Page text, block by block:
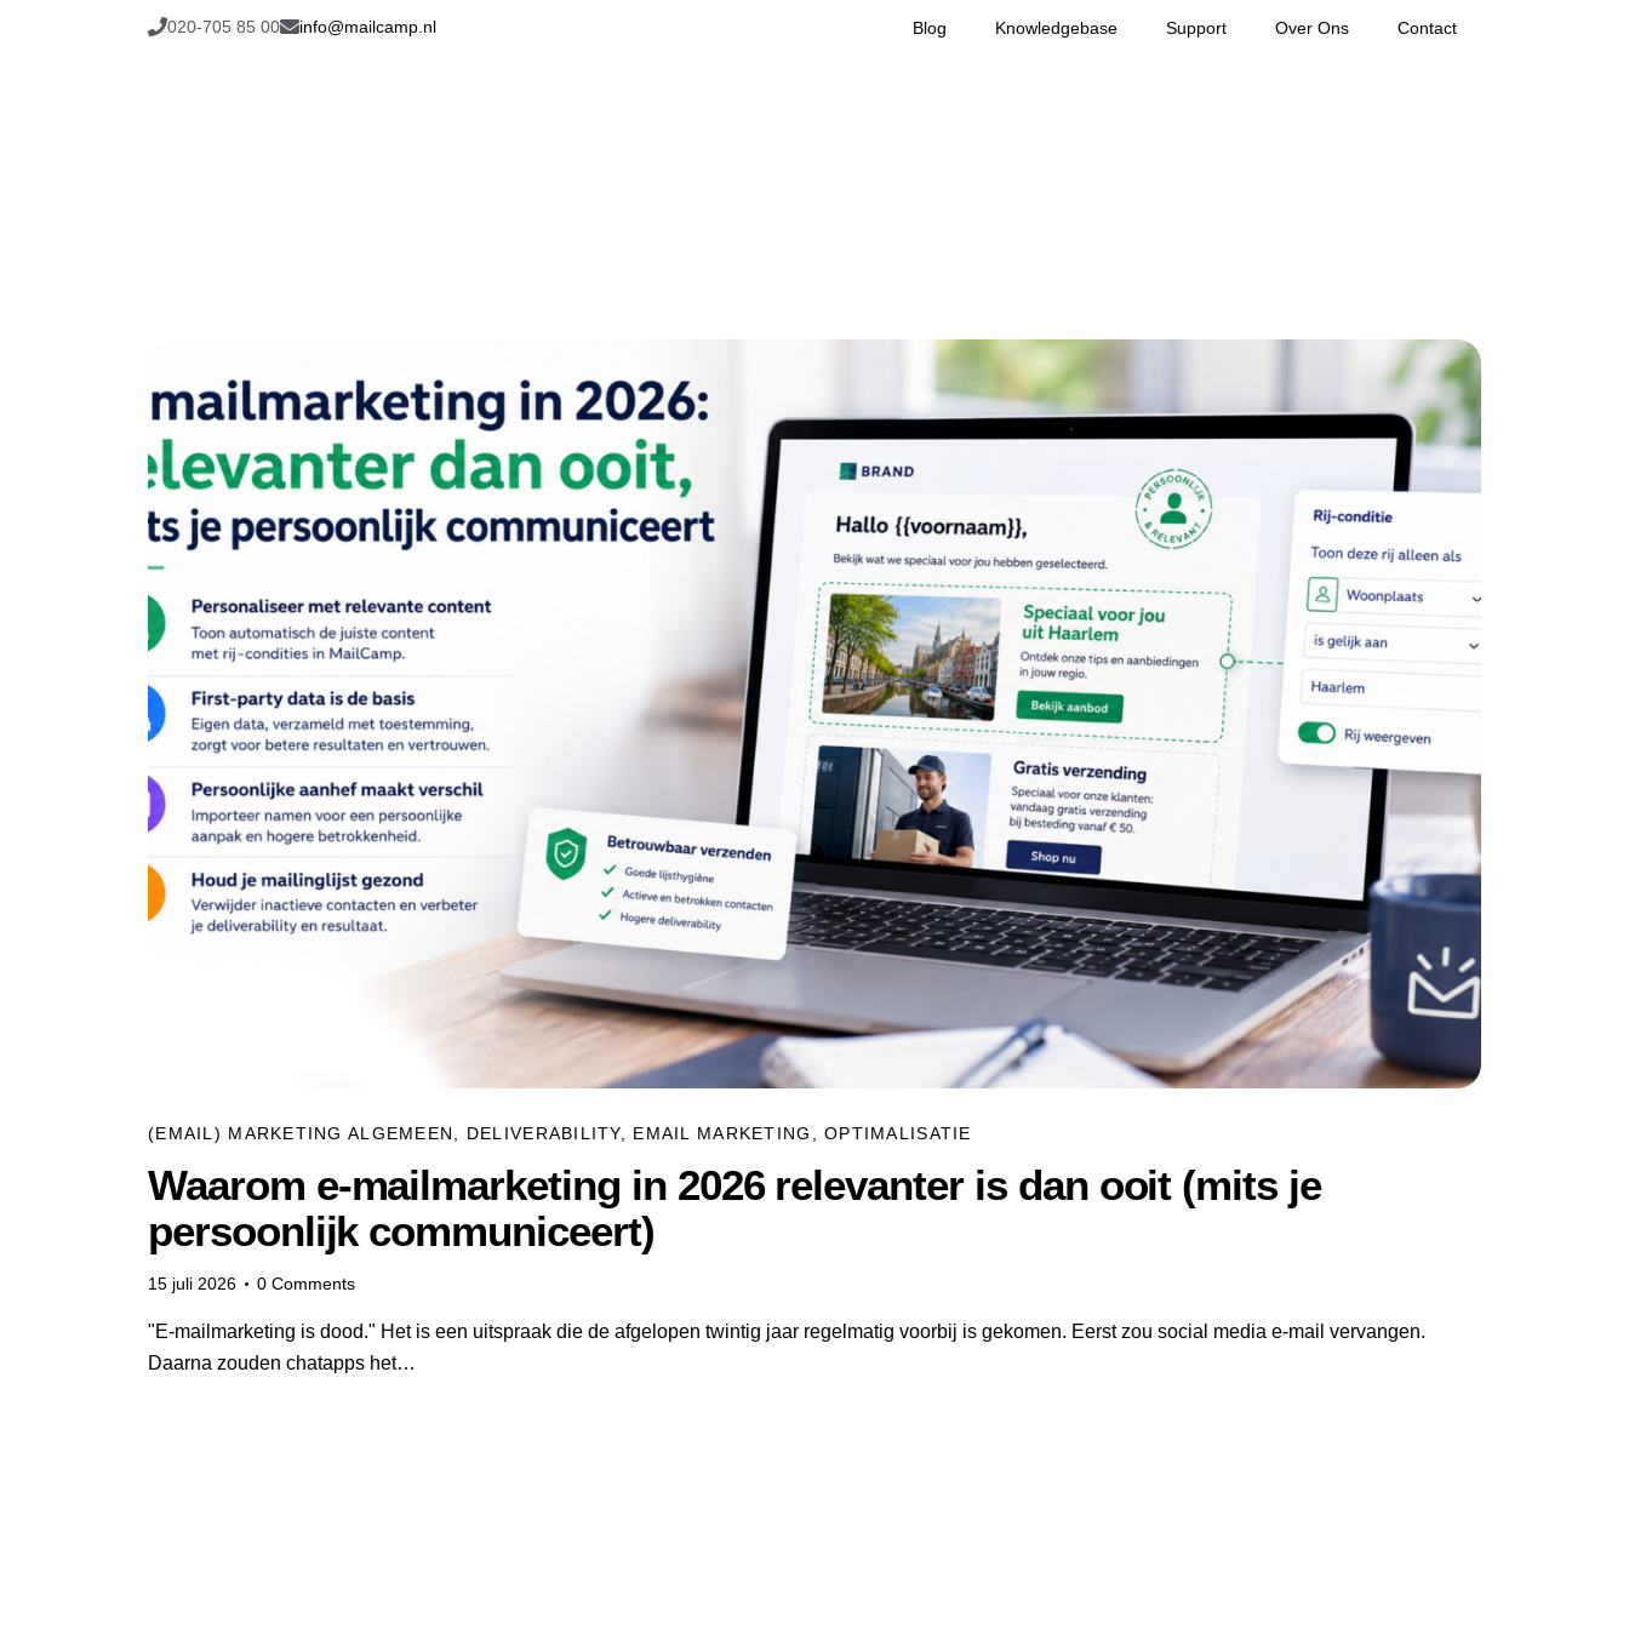
020-705 85 00 info@mailcamp.nl Blog Knowledgebase Support Over Ons Contact
(EMAIL) MARKETING ALGEMEEN DELIVERABILITY, EMAIL MARKETING ,OPTIMALISATIE
Waarom e-mailmarketing in 2026 relevanter is dan ooit (mits je
persoonlijk communiceert)
15 juli 2026 0 Comments
"E-mailmarketing is dood." Het is een uitspraak die de afgelopen twintig jaar regelmatig voorbij is gekomen. Eerst zou social media e-mail vervangen.
Daarna zouden chatapps het…